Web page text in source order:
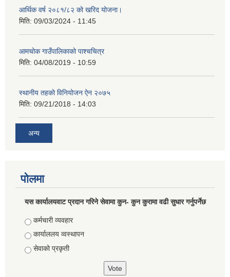
आर्थिक वर्ष २०८१/८२ को खरिद योजना।
मिति: 09/03/2024 - 11:45
आमचोक गाउँपालिकाको पाश्चचित्र
मिति: 04/08/2019 - 10:59
स्थानीय तहको विनियोजन ऐन २०७५
मिति: 09/21/2018 - 14:03
अन्य
पोलमा
यस कार्यालयवाट प्रदान गरिने सेवामा कुन- कुन कुरामा वढी सुधार गर्नुपर्नेछ
Choices
कर्मचारी व्यवहार
कार्याललय व्वस्थापन
सेवाको प्रकृती